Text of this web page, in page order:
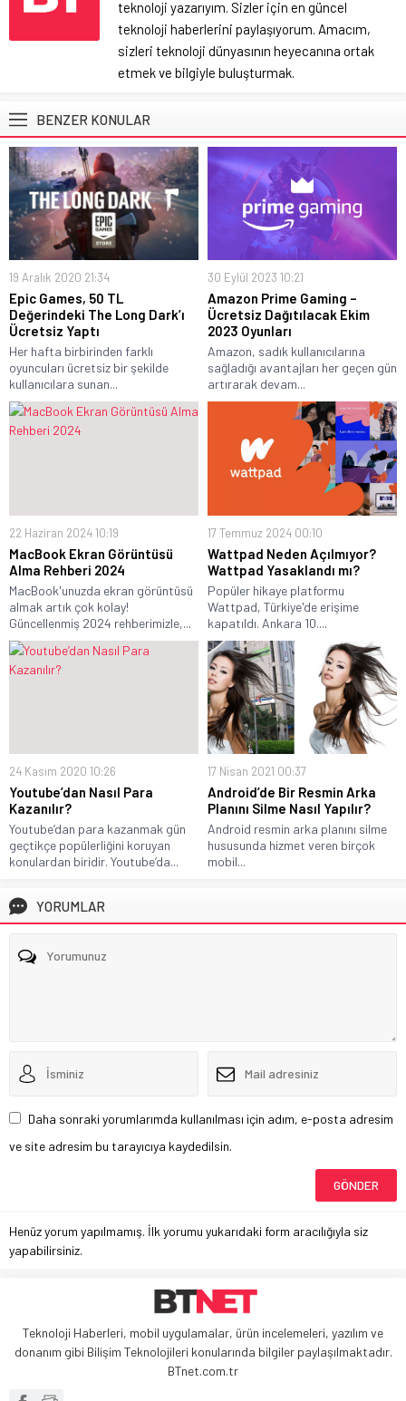
teknoloji yazarıyım. Sizler için en güncel
teknoloji haberlerini paylaşıyorum. Amacım,
sizleri teknoloji dünyasının heyecanına ortak
etmek ve bilgiyle buluşturmak.
BENZER KONULAR
19 Aralık 2020 21:34
Epic Games, 50 TL
Değerindeki The Long Dark’ı
Ücretsiz Yaptı
Her hafta birbirinden farklı
oyuncuları ücretsiz bir şekilde
kullanıcılara sunan...
30 Eylül 2023 10:21
Amazon Prime Gaming –
Ücretsiz Dağıtılacak Ekim
2023 Oyunları
Amazon, sadık kullanıcılarına
sağladığı avantajları her geçen gün
artırarak devam...
22 Haziran 2024 10:19
MacBook Ekran Görüntüsü
Alma Rehberi 2024
MacBook'unuzda ekran görüntüsü
almak artık çok kolay!
Güncellenmiş 2024 rehberimizle,...
17 Temmuz 2024 00:10
Wattpad Neden Açılmıyor?
Wattpad Yasaklandı mı?
Popüler hikaye platformu
Wattpad, Türkiye'de erişime
kapatıldı. Ankara 10....
24 Kasım 2020 10:26
Youtube’dan Nasıl Para
Kazanılır?
Youtube’dan para kazanmak gün
geçtikçe popülerliğini koruyan
konulardan biridir. Youtube’da...
17 Nisan 2021 00:37
Android’de Bir Resmin Arka
Planını Silme Nasıl Yapılır?
Android resmin arka planını silme
hususunda hizmet veren birçok
mobil...
YORUMLAR
Daha sonraki yorumlarımda kullanılması için adım, e-posta adresim
ve site adresim bu tarayıcıya kaydedilsin.
Henüz yorum yapılmamış. İlk yorumu yukarıdaki form aracılığıyla siz
yapabilirsiniz.
Teknoloji Haberleri, mobil uygulamalar, ürün incelemeleri, yazılım ve
donanım gibi Bilişim Teknolojileri konularında bilgiler paylaşılmaktadır.
BTnet.com.tr